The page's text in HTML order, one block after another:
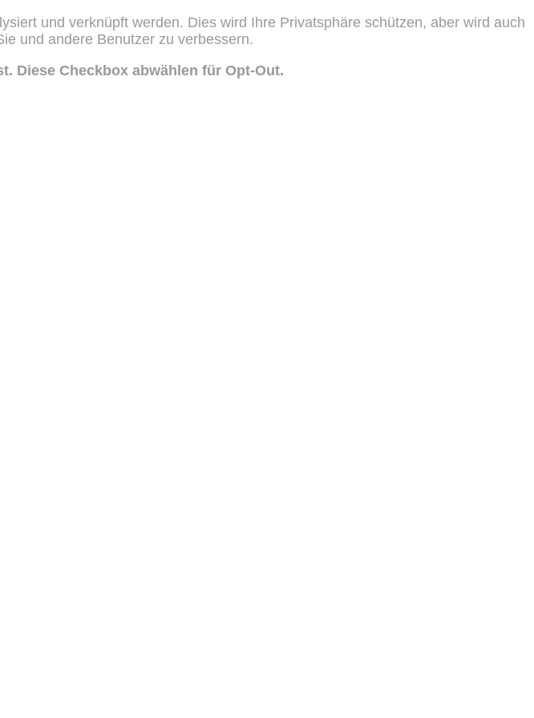
und verknüpft werden. Dies wird Ihre Privatsphäre schützen, aber wird auch
und andere Benutzer zu verbessern.
Diese Checkbox abwählen für Opt-Out.